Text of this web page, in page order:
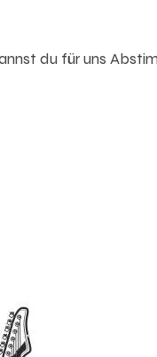
du für uns